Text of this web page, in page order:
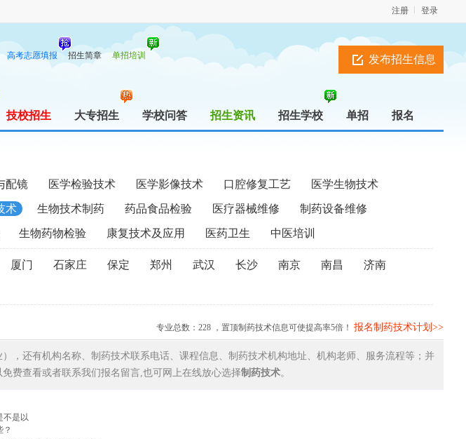
登录
注册
发布招生信息
高考志愿填报 招生简章 单招培训
技校招生 大专招生 学校问答 招生资讯 招生学校 单招 报名
配镜 医学检验技术 医学影像技术 口腔修复工艺 医学生物技术
术 生物技术制药 药品食品检验 医疗器械维修 制药设备维修
生物药物检验 康复技术及应用 医药卫生 中医培训
厦门 石家庄 保定 郑州 武汉 长沙 南京 南昌 济南
专业总数： 228 ，置顶制药技术信息可使提高率5倍！ 报名制药技术计划>>
，还有机构名称、制药技术联系电话、课程信息、制药技术机构地址、机构老师、服务流程等；并
费查看或者联系我们报名留言,也可网上在线放心选择制药技术。
不是以
？